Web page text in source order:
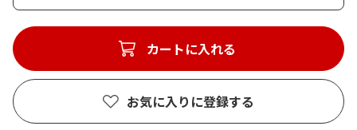
カートに入れる
お気に入りに登録する